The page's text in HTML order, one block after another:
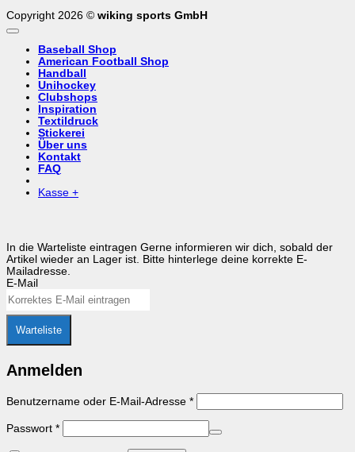
Copyright 2026 © wiking sports GmbH
Baseball Shop
American Football Shop
Handball
Unihockey
Clubshops
Inspiration
Textildruck
Stickerei
Über uns
Kontakt
FAQ
Kasse +
In die Warteliste eintragen Gerne informieren wir dich, sobald der
Artikel wieder an Lager ist. Bitte hinterlege deine korrekte E-
Mailadresse.
E-Mail
Warteliste
Anmelden
Benutzername oder E-Mail-Adresse *Erforderlich
Passwort *Erforderlich